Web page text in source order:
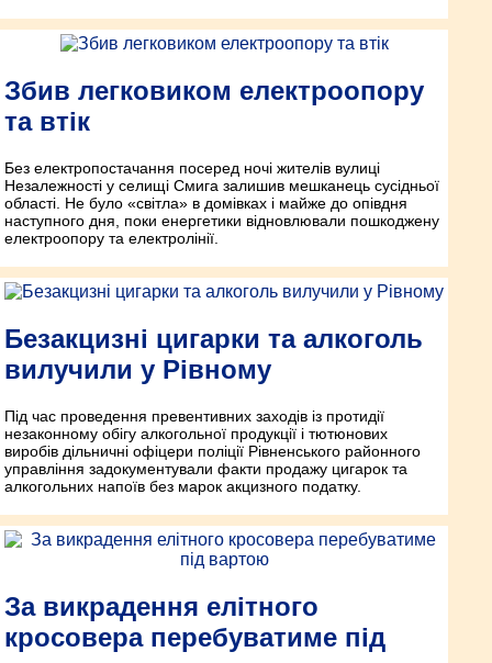
Збив легковиком електроопору
та втік
Без електропостачання посеред ночі жителів вулиці
Незалежності у селищі Смига залишив мешканець сусідньої
області. Не було «світла» в домівках і майже до опівдня
наступного дня, поки енергетики відновлювали пошкоджену
електроопору та електролінії.
Безакцизні цигарки та алкоголь
вилучили у Рівному
Під час проведення превентивних заходів із протидії
незаконному обігу алкогольної продукції і тютюнових
виробів дільничні офіцери поліції Рівненського районного
управління задокументували факти продажу цигарок та
алкогольних напоїв без марок акцизного податку.
За викрадення елітного
кросовера перебуватиме під